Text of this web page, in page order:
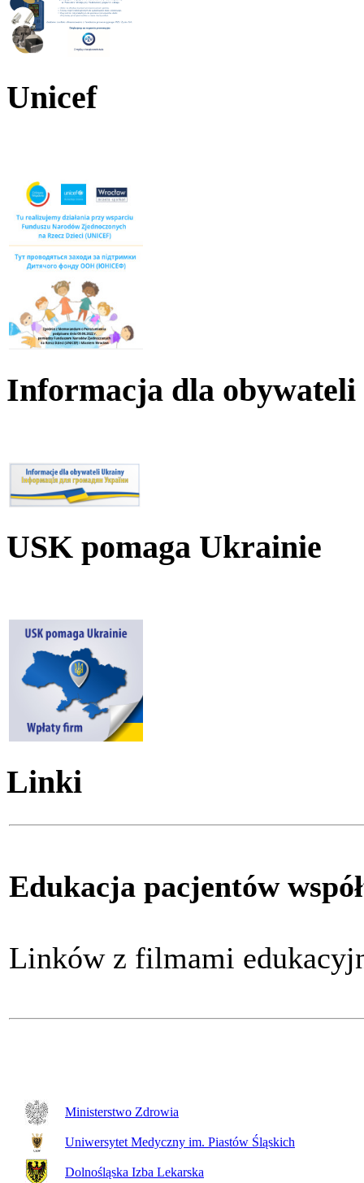
Unicef
Informacja dla
USK pomaga Ukrainie
Linki
Edukacja pacjentów
Linków z filmami
Ministerstwo Zdrowia
Uniwersytet Medyczny im. Piastów Śląskich
Dolnośląska Izba Lekarska